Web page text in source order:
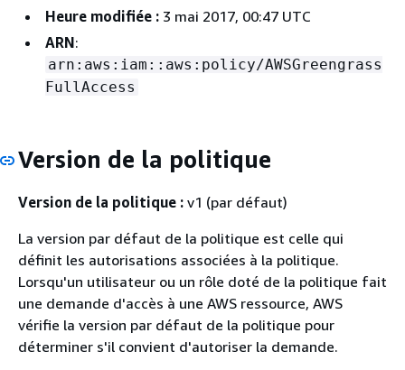
Heure modifiée : 3 mai 2017, 00:47 UTC
ARN:
arn:aws:iam::aws:policy/AWSGreengrass
FullAccess
Version de la politique
Version de la politique : v1 (par défaut)
La version par défaut de la politique est celle qui
définit les autorisations associées à la politique.
Lorsqu'un utilisateur ou un rôle doté de la politique fait
une demande d'accès à une AWS ressource, AWS
vérifie la version par défaut de la politique pour
déterminer s'il convient d'autoriser la demande.